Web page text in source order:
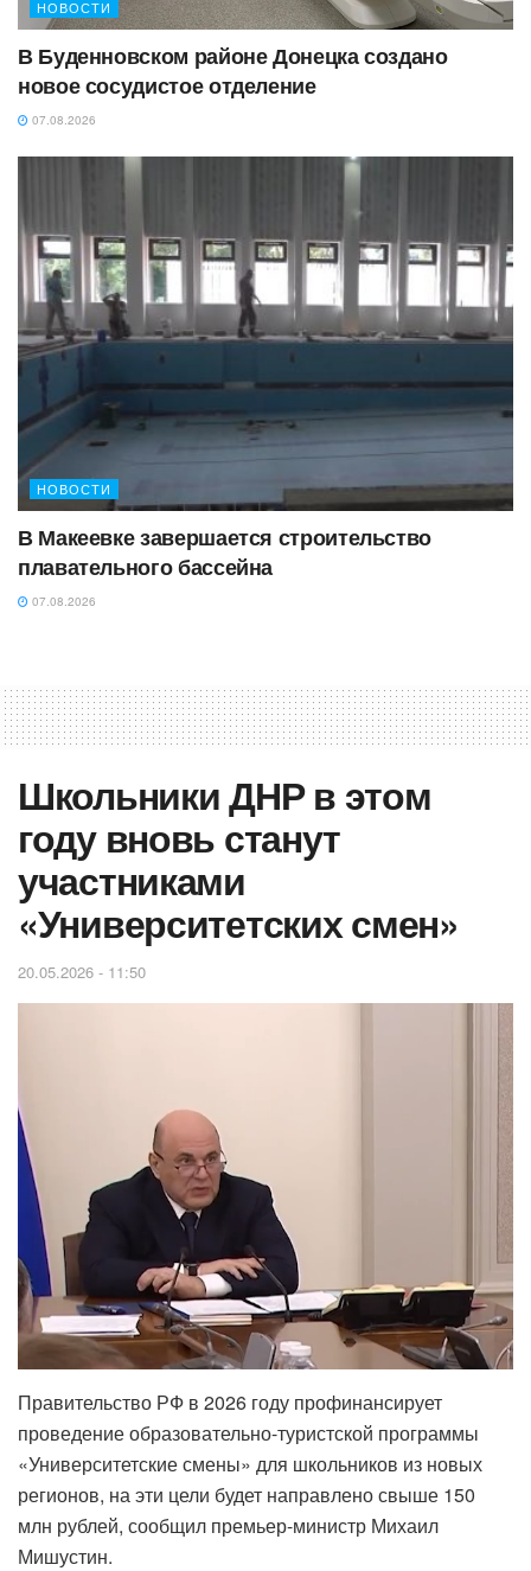
НОВОСТИ
В Буденновском районе Донецка создано
новое сосудистое отделение
07.08.2026
НОВОСТИ
В Макеевке завершается строительство
плавательного бассейна
07.08.2026
Школьники ДНР в этом
году вновь станут
участниками
«Университетских смен»
20.05.2026 - 11:50
Правительство РФ в 2026 году профинансирует
проведение образовательно-туристской программы
«Университетские смены» для школьников из новых
регионов, на эти цели будет направлено свыше 150
млн рублей, сообщил премьер-министр Михаил
Мишустин.